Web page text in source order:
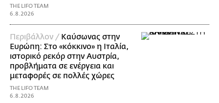
THE LIFO TEAM
6.8.2026
Περιβάλλον / Καύσωνας στην
Ευρώπη: Στο «κόκκινο» η Ιταλία,
ιστορικό ρεκόρ στην Αυστρία,
προβλήματα σε ενέργεια και
μεταφορές σε πολλές χώρες
THE LIFO TEAM
6.8.2026